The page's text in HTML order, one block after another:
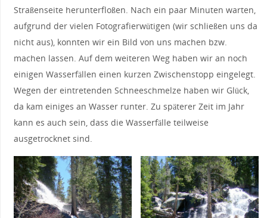
Straßenseite herunterfloßen. Nach ein paar Minuten warten,
aufgrund der vielen Fotografierwütigen (wir schließen uns da
nicht aus), konnten wir ein Bild von uns machen bzw.
machen lassen. Auf dem weiteren Weg haben wir an noch
einigen Wasserfällen einen kurzen Zwischenstopp eingelegt.
Wegen der eintretenden Schneeschmelze haben wir Glück,
da kam einiges an Wasser runter. Zu späterer Zeit im Jahr
kann es auch sein, dass die Wasserfälle teilweise
ausgetrocknet sind.